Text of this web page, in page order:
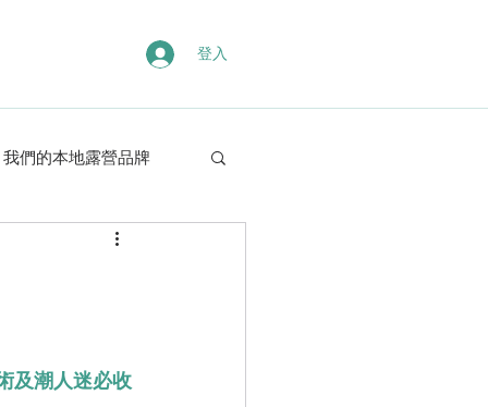
登入
我們的本地露營品牌
露營・遠足熱點
及潮人迷必收